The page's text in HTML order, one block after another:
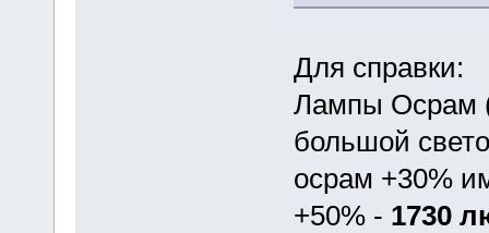
Для справки:
Лампы Осрам
большой
осрам +30%
+50% - 1730